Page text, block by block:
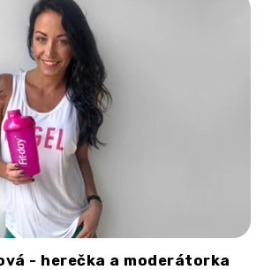
- herečka a moderátorka